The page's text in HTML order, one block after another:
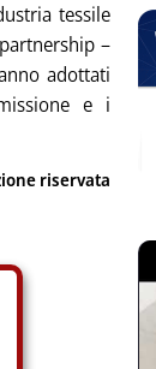
tessile
–
adottati
e i